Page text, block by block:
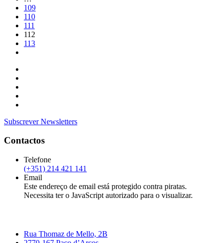
109
110
111
112
113
Subscrever Newsletters
Contactos
Telefone
(+351) 214 421 141
Email
Este endereço de email está protegido contra piratas.
Necessita ter o JavaScript autorizado para o visualizar.
Rua Thomaz de Mello, 2B